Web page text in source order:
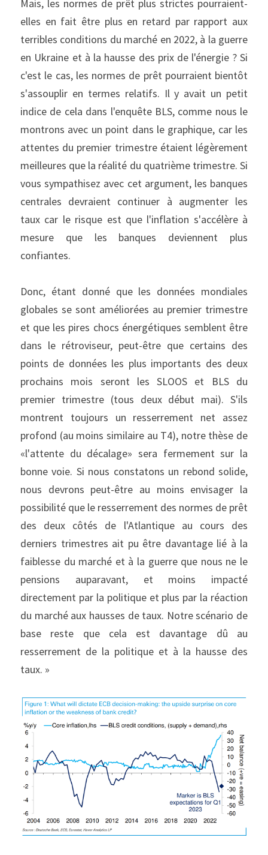
Mais, les normes de prêt plus strictes pourraient-
elles en fait être plus en retard par rapport aux
terribles conditions du marché en 2022, à la guerre
en Ukraine et à la hausse des prix de l'énergie ? Si
c'est le cas, les normes de prêt pourraient bientôt
s'assouplir en termes relatifs. Il y avait un petit
indice de cela dans l'enquête BLS, comme nous le
montrons avec un point dans le graphique, car les
attentes du premier trimestre étaient légèrement
meilleures que la réalité du quatrième trimestre. Si
vous sympathisez avec cet argument, les banques
centrales devraient continuer à augmenter les
taux car le risque est que l'inflation s'accélère à
mesure que les banques deviennent plus
confiantes.
Donc, étant donné que les données mondiales
globales se sont améliorées au premier trimestre
et que les pires chocs énergétiques semblent être
dans le rétroviseur, peut-être que certains des
points de données les plus importants des deux
prochains mois seront les SLOOS et BLS du
premier trimestre (tous deux début mai). S'ils
montrent toujours un resserrement net assez
profond (au moins similaire au T4), notre thèse de
«l'attente du décalage» sera fermement sur la
bonne voie. Si nous constatons un rebond solide,
nous devrons peut-être au moins envisager la
possibilité que le resserrement des normes de prêt
des deux côtés de l'Atlantique au cours des
derniers trimestres ait pu être davantage lié à la
faiblesse du marché et à la guerre que nous ne le
pensions auparavant, et moins impacté
directement par la politique et plus par la réaction
du marché aux hausses de taux. Notre scénario de
base reste que cela est davantage dû au
resserrement de la politique et à la hausse des
taux. »